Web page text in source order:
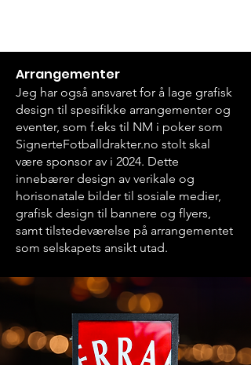
Arrangementer
Jeg har også ansvaret for å lage grafisk
design til spesifikke arrangementer og
eventer, som f.eks til NM i poker som
SignerteFotballdrakter.no stolt skal
være sponsor av i 2024. Dette
innebærer design av verikale og
horisonatale bilder til sosiale medier,
grafisk design til bannere og flyers,
samt tilstedeværelse på arrangementet
som selskapets ansikt utad.